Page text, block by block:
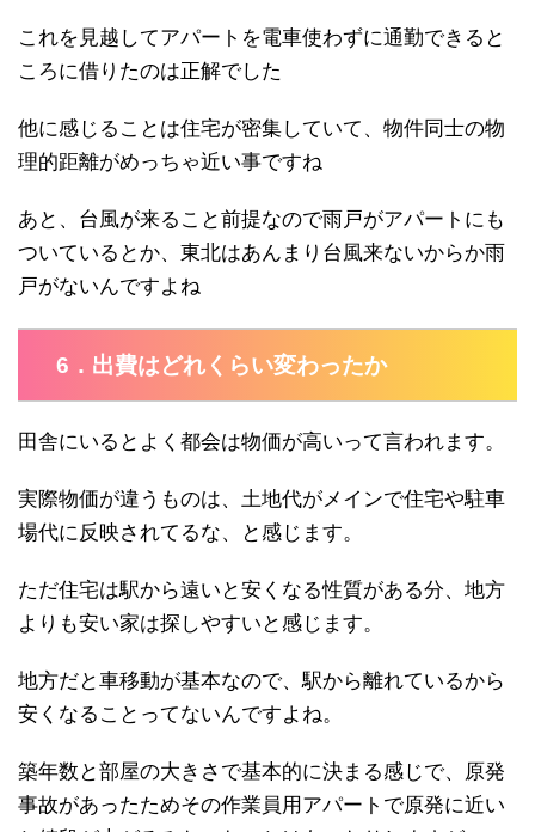
これを見越してアパートを電車使わずに通勤できると
ころに借りたのは正解でした
他に感じることは住宅が密集していて、物件同士の物
理的距離がめっちゃ近い事ですね
あと、台風が来ること前提なので雨戸がアパートにも
ついているとか、東北はあんまり台風来ないからか雨
戸がないんですよね
6．出費はどれくらい変わったか
田舎にいるとよく都会は物価が高いって言われます。
実際物価が違うものは、土地代がメインで住宅や駐車
場代に反映されてるな、と感じます。
ただ住宅は駅から遠いと安くなる性質がある分、地方
よりも安い家は探しやすいと感じます。
地方だと車移動が基本なので、駅から離れているから
安くなることってないんですよね。
築年数と部屋の大きさで基本的に決まる感じで、原発
事故があったためその作業員用アパートで原発に近い